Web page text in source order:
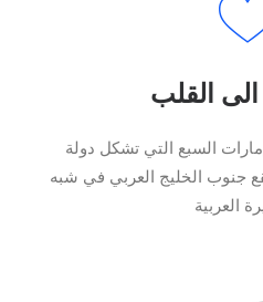
القلب
السبع التي تشكل دولة
جنوب الخليج العربي في شبه